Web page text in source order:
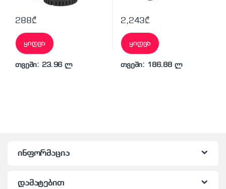
288₾
ყიდვა
თვეში: 23.96 ლ
2,243₾
ყიდვა
თვეში: 186.88 ლ
ინფორმაცია
დამატებით